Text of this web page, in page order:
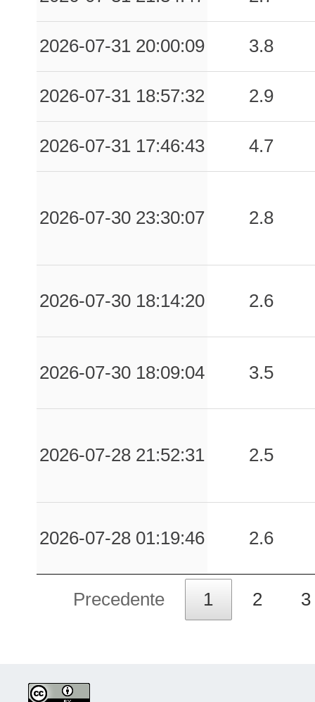
2026-07-31 20:00:09 3.8
2026-07-31 18:57:32 2.9
2026-07-31 17:46:43 4.7
2026-07-30 23:30:07 2.8
2026-07-30 18:14:20 2.6
2026-07-30 18:09:04 3.5
2026-07-28 21:52:31 2.5
2026-07-28 01:19:46 2.6
Precedente 1 2 3